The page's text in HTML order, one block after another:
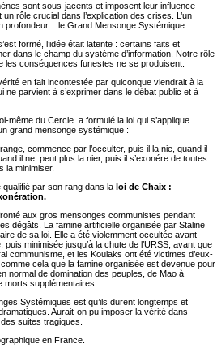
sont sous-jacents et imposent leur influence
rôle crucial dans l’explication des crises. L’un
profondeur : le Grand Mensonge Systémique.
formé, l’idée était latente : certains faits et
dans le champ du système d’information. Notre rôle
les conséquences funestes ne se produisent.
en fait incontestée par quiconque viendrait à la
parvient à s’exprimer dans le débat public et à
même du Cercle a formulé la loi qui s’applique
grand mensonge systémique :
commence par l’occulter, puis il la nie, quand il
il ne peut plus la nier, puis il s’exonére de toutes
la minimiser.
par son rang dans la loi de Chaix :
aux gros mensonges communistes pendant
dégâts. La famine artificielle organisée par Staline
de sa loi. Elle a été violemment occultée avant-
minimisée jusqu’à la chute de l’URSS, avant que
communisme, et les Koulaks ont été victimes d’eux-
cela que la famine organisée est devenue pour
normal de domination des peuples, de Mao à
morts supplémentaires
Systémiques est qu’ils durent longtemps et
Aurait-on pu imposer la vérité dans
suites tragiques.
en France.